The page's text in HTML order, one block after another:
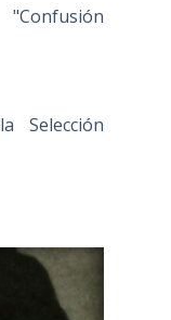
"Confusión
Selección